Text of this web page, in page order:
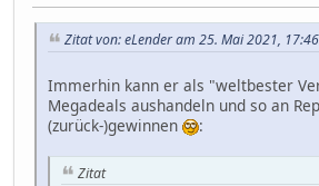
Zitat von: eLender am 25. Mai 2021,
Immerhin kann er als "weltbester
Megadeals aushandeln und so an
(zurück-)gewinnen
:
Zitat